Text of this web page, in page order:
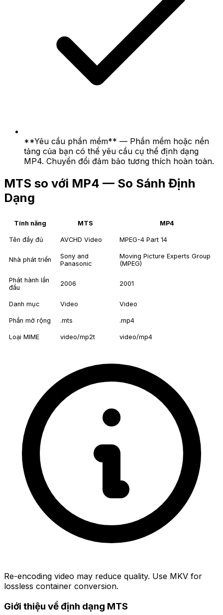
**Yêu cầu phần mềm** — Phần mềm hoặc nền
tảng của bạn có thể yêu cầu cụ thể định dạng
MP4. Chuyển đổi đảm bảo tương thích hoàn toàn.
MTS so với MP4 — So Sánh Định
Dạng
Tính năng MTS MP4
Tên đầy đủ AVCHD Video MPEG-4 Part 14
Nhà phát triển
Sony and
Panasonic
Moving Picture Experts Group
(MPEG)
Phát hành lần
đầu
2006 2001
Danh mục Video Video
Phần mở rộng .mts .mp4
Loại MIME video/mp2t video/mp4
Re-encoding video may reduce quality. Use MKV for
lossless container conversion.
Giới thiệu về định dạng MTS